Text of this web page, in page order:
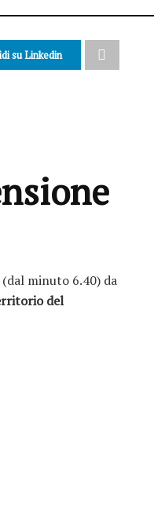
su Linkedin
minuto 6.40) da
del